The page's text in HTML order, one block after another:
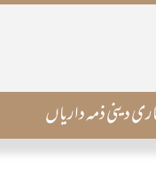
دینی ذمہ داریاں